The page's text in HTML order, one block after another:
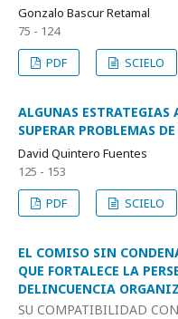
Gonzalo Bascur Retamal
75 - 124
PDF
SCIELO
ALGUNAS ESTRATEGIAS
SUPERAR PROBLEMAS
David Quintero Fuentes
125 - 153
PDF
SCIELO
EL COMISO SIN
QUE FORTALECE LA
DELINCUENCIA
SU COMPATIBILIDAD